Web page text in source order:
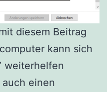
diesem Beitrag
kann sich
weiterhelfen
einen